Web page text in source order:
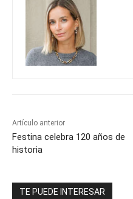
Artículo anterior
Festina celebra 120 años de
historia
TE PUEDE INTERESAR